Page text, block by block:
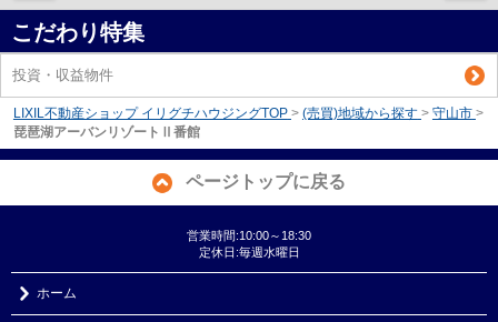
こだわり特集
投資・収益物件
LIXIL不動産ショップ イリグチハウジングTOP > (売買)地域から探す > 守山市 >
琵琶湖アーバンリゾートⅡ番館
ページトップに戻る
営業時間:10:00～18:30
定休日:毎週水曜日
ホーム